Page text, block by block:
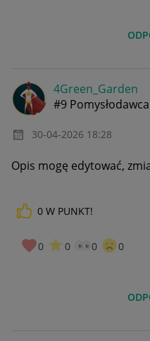
4Green_Garden
#9 Pomysłodawca
‎30-04-2026 18:28
Opis mogę edytować,
0 W PUNKT!
0 0 0 0